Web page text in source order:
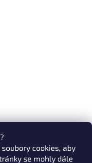
cookies, aby
se mohly dále